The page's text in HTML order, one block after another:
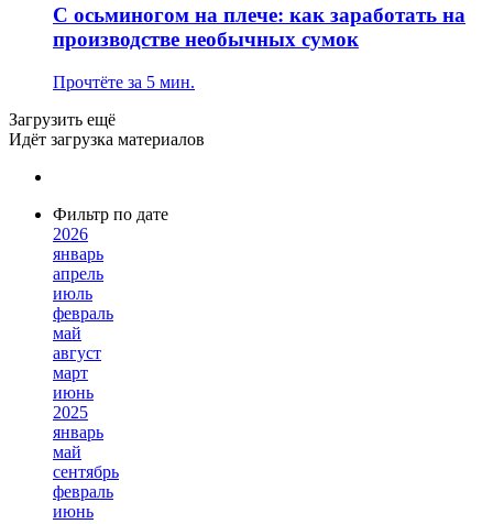
С осьминогом на плече: как заработать на
производстве необычных сумок
Прочтёте за 5 мин.
Загрузить ещё
Идёт загрузка материалов
Фильтр по дате
2026
январь
апрель
июль
февраль
май
август
март
июнь
2025
январь
май
сентябрь
февраль
июнь